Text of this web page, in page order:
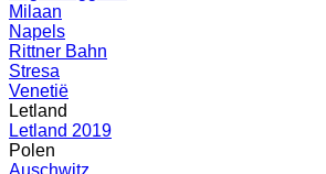
Milaan
Napels
Rittner Bahn
Stresa
Venetië
Letland
Letland 2019
Polen
Auschwitz